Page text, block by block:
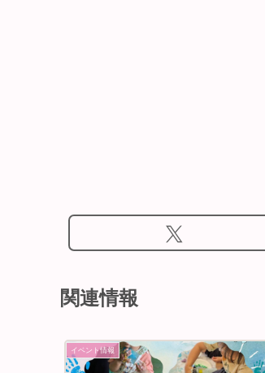
関連情報
イベント情報